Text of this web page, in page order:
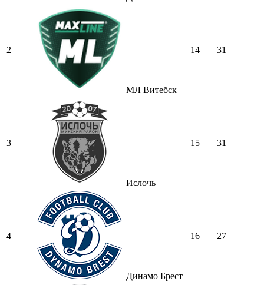
2
МЛ Витебск
14 31
3
Ислочь
15 31
4
Динамо Брест
16 27